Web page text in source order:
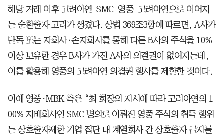
해당 거래 이후 고려아연-SMC-영풍-고려아연으로 이어지
는 순환출자 고리가 생겼다. 상법 369조3항에 따르면, A사가
단독 또는 자회사·손자회사를 통해 다른 B사의 주식을 10%
이상 보유한 경우 B사가 가진 A사의 의결권이 없어지는데,
이를 활용해 영풍의 고려아연 의결권 행사를 제한한 것이다.
이에 영풍·MBK 측은 “최 회장의 지시에 따라 고려아연의 1
00% 지배회사인 SMC 명의로 이뤄진 영풍 주식의 취득 행위
는 상호출자제한 기업 집단 내 계열회사 간 상호출자 금지를